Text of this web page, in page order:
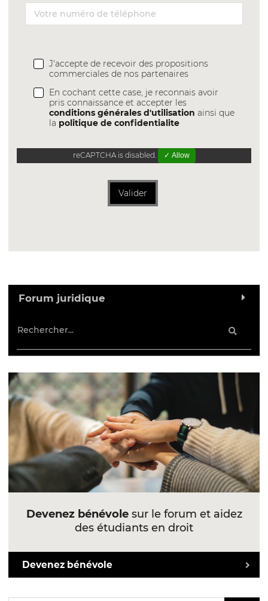
J'accepte de recevoir des propositions
commerciales de nos partenaires
En cochant cette case, je reconnais avoir
pris connaissance et accepter les
conditions générales d'utilisation ainsi que
la politique de confidentialite
reCAPTCHA is disabled. ✓ Allow
Valider
Forum juridique
Devenez bénévolesur le forum et aidez
des étudiants en droit
Devenez bénévole